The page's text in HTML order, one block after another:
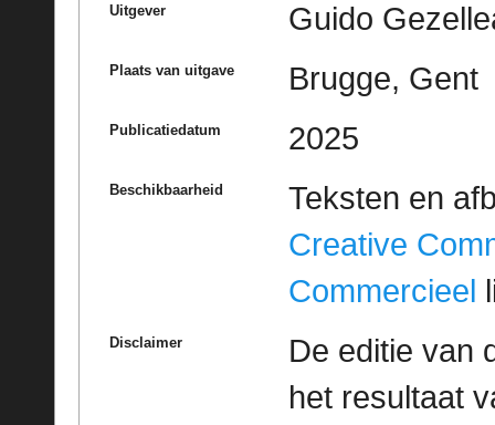
Uitgever Guido
Plaats van uitgave Brugge, Gent
Publicatiedatum 2025
Beschikbaarheid
Teksten en
Creative
Commercieel
Disclaimer
De editie van
het resultaat